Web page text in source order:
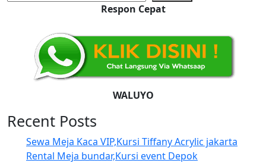
Respon Cepat
WALUYO
Recent Posts
Sewa Meja Kaca VIP,Kursi Tiffany Acrylic jakarta
Rental Meja bundar,Kursi event Depok